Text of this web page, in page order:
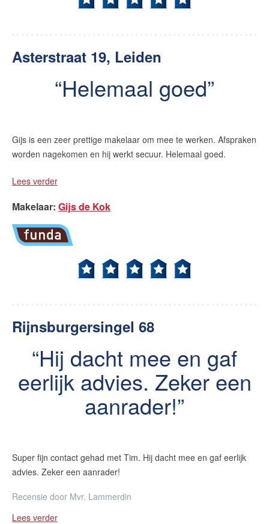
Asterstraat 19, Leiden
Helemaal goed
Gijs is een zeer prettige makelaar om mee te werken. Afspraken
worden nagekomen en hij werkt secuur. Helemaal goed.
Lees verder
Makelaar: Gijs de Kok
Rijnsburgersingel 68
Hij dacht mee en gaf
eerlijk advies. Zeker een
aanrader!
Super fijn contact gehad met Tim. Hij dacht mee en gaf eerlijk
advies. Zeker een aanrader!
Recensie door Mvr. Lammerdin
Lees verder